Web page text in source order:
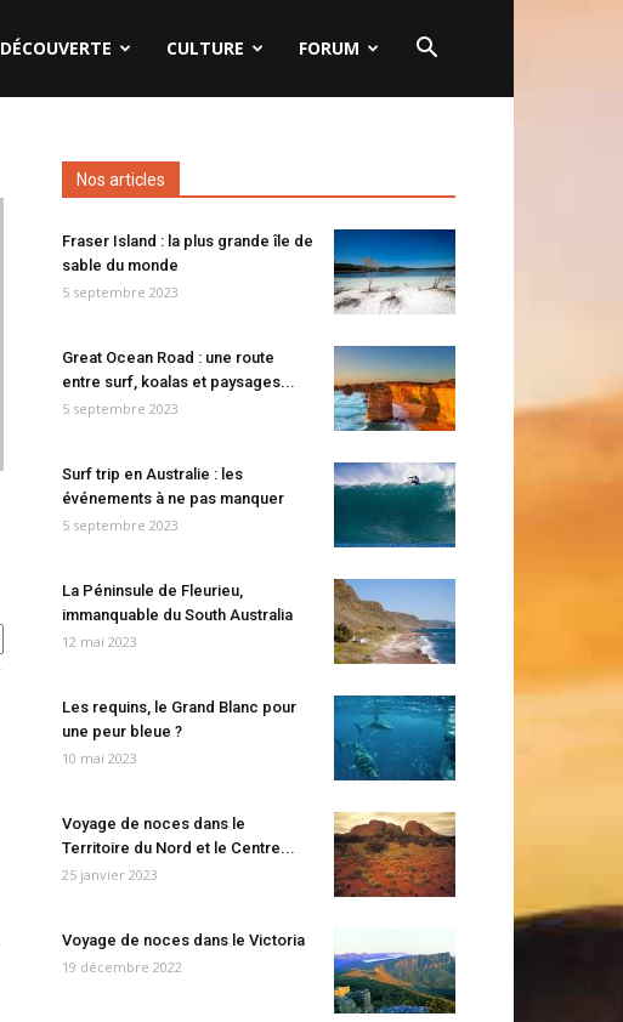
DÉCOUVERTE CULTURE FORUM
Nos articles
Fraser Island : la plus grande île de
sable du monde
5 septembre 2023
Great Ocean Road : une route
entre surf, koalas et paysages...
5 septembre 2023
Surf trip en Australie : les
événements à ne pas manquer
5 septembre 2023
La Péninsule de Fleurieu,
immanquable du South Australia
12 mai 2023
Les requins, le Grand Blanc pour
une peur bleue ?
10 mai 2023
Voyage de noces dans le
Territoire du Nord et le Centre...
25 janvier 2023
Voyage de noces dans le Victoria
19 décembre 2022